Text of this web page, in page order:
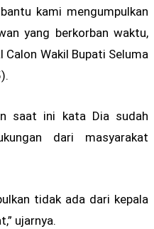
kami mengumpulkan
yang berkorban waktu,
Calon Wakil Bupati Seluma
saat ini kata Dia sudah
dari masyarakat
tidak ada dari kepala
ujarnya.